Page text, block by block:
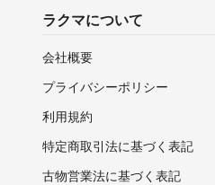
ラクマについて
会社概要
プライバシーポリシー
利用規約
特定商取引法に基づく表記
古物営業法に基づく表記